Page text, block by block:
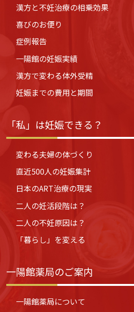
漢方と不妊治療の相乗効果
喜びのお便り
症例報告
一陽館の妊娠実績
漢方で変わる体外受精
妊娠までの費用と期間
「私」は妊娠できる？
変わる夫婦の体づくり
直近500人の妊娠集計
日本のART治療の現実
二人の妊活段階は？
二人の不妊原因は？
「暮らし」を変える
一陽館薬局のご案内
一陽館薬局について